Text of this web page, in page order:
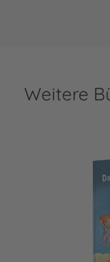
Weitere
Das neue